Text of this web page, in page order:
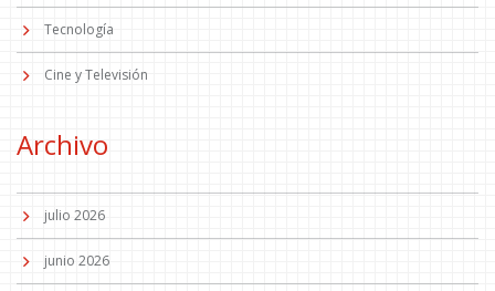
Tecnología
Cine y Televisión
Archivo
julio 2026
junio 2026